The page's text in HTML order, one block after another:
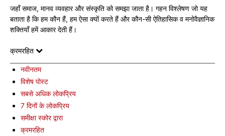
जहाँ समाज, मानव व्यवहार और संस्कृति को समझा जाता है। गहन विश्लेषण जो यह
बताता है कि हम कौन हैं, हम ऐसा क्यों करते हैं और कौन-सी ऐतिहासिक व मनोवैज्ञानिक
शक्तियाँ हमें आकार देती हैं।
क्रमरहित
नवीनतम
विशेष पोस्ट
सबसे अधिक लोकप्रिय
7 दिनों के लोकप्रिय
समीक्षा स्कोर द्वारा
क्रमरहित